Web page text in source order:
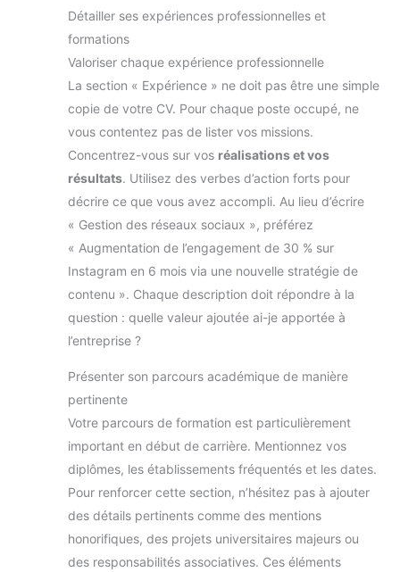
hommes costume en lin
denim gilet en denim pour
hommes costume vert
émeraude pour hommes
costumes noirs pour
hommes blazer à
gilet bleu clair blazer
jaune pour hommes gilet
gris pour hommes
costumes d'halloween
pour hommes manteau
formel noir pour hommes
pour adultes hommes
veste vintage pour
hommes veste de dîner de
noël manteau vert blazer
décontracté pour hommes
uk veste pour hommes
et blanc blazer à carreaux
vestes softshell
longue pour hommes veste
de costume bleu marine
pour hommes costumes
veste bleue ajustée veste
hommes veste noire veste
de blazer décontractée
pour hommes veste de
costume pour hommes
veste de fête pour
hommes veste verte pour
Détailler ses expériences professionnelles et
formations
Valoriser chaque expérience professionnelle
La section « Expérience » ne doit pas être une simple
copie de votre CV. Pour chaque poste occupé, ne
vous contentez pas de lister vos missions.
Concentrez-vous sur vos réalisations et vos
résultats. Utilisez des verbes d’action forts pour
décrire ce que vous avez accompli. Au lieu d’écrire
« Gestion des réseaux sociaux », préférez
« Augmentation de l’engagement de 30 % sur
Instagram en 6 mois via une nouvelle stratégie de
contenu ». Chaque description doit répondre à la
question : quelle valeur ajoutée ai-je apportée à
l’entreprise ?
Présenter son parcours académique de manière
pertinente
Votre parcours de formation est particulièrement
important en début de carrière. Mentionnez vos
diplômes, les établissements fréquentés et les dates.
Pour renforcer cette section, n’hésitez pas à ajouter
des détails pertinents comme des mentions
honorifiques, des projets universitaires majeurs ou
des responsabilités associatives. Ces éléments